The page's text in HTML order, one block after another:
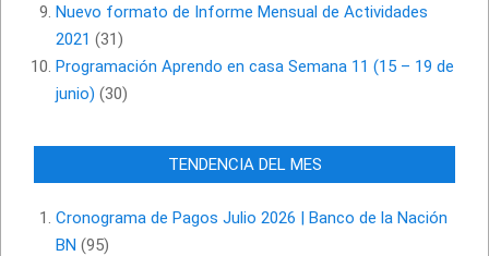
Nuevo formato de Informe Mensual de Actividades
2021 (31)
Programación Aprendo en casa Semana 11 (15 – 19 de
junio) (30)
TENDENCIA DEL MES
Cronograma de Pagos Julio 2026 | Banco de la Nación
BN (95)